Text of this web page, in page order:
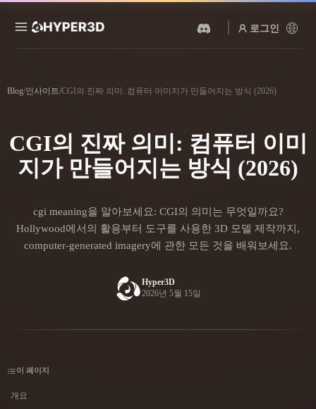
로그인
Rodin ChatAvatar
기능
이미지를 3D로
사진을 업로드하면 3D 오브
젝트를 바로 받아보세요.
텍스트를 3D로
텍스트 프롬프트를 3D 오브
젝트로 — 즉시 변환.
영상을 만드세요.
비주얼을 생성하세요.
API
AI 이미지 리믹스
AI 텍스처 생성기
AI HDRI 생성기 3D 메시 편집기
요금
리소스
커뮤니티
연구
Game
Blog/인사이트/CGI의 진짜 의미: 컴퓨터 이미지가 만들어지는 방식 (2026)
CGI의 진짜 의미: 컴퓨터 이미
지가 만들어지는 방식 (2026)
cgi meaning을 알아보세요: CGI의 의미는 무엇일까요?
Hollywood에서의 활용부터 도구를 사용한 3D 모델 제작까지,
computer-generated imagery에 관한 모든 것을 배워보세요.
Hyper3D
2026년 5월 15일
이 페이지
개요